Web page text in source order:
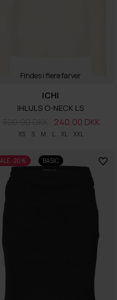
Findes i flere farver
XS S M L XL XXL
ICHI
IHLULS O-NECK LS
240,00 DKK
-20% BASIC